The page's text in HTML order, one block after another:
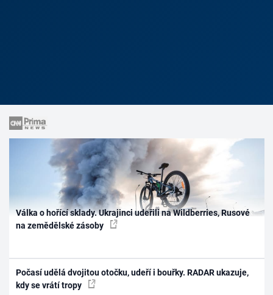
Válka o hořící sklady. Ukrajinci udeřili na Wildberries, Rusové
na zemědělské zásoby
Počasí udělá dvojitou otočku, udeří i bouřky. RADAR ukazuje,
kdy se vrátí tropy